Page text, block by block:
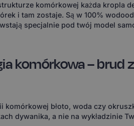
komórkowej każda kropla
i tam zostaje. Są w 100%
specjalnie pod twój model
komórkowa – brud
komórkowej błoto, woda czy
dywanika, a nie na wykładzinie